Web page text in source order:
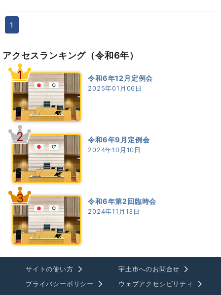
1
アクセスランキング （令和6年）
1 令和6年12月定例会
2025年01月06日
2 令和6年9月定例会
2024年10月10日
3 令和6年第2回臨時会
2024年11月13日
サイトの使い方
宇土市へのお問合せ
プライバシーポリシー
ウェブアクセシビリティ